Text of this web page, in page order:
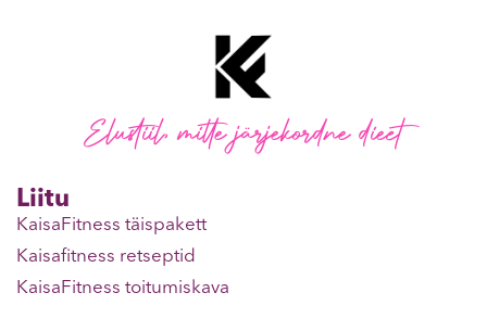
Elustiil, mitte järjekordne dieet
Liitu
KaisaFitness täispakett
Kaisafitness retseptid
KaisaFitness toitumiskava